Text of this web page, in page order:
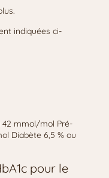
indiquées ci-
42 mmol/mol Pré-
Diabète 6,5 % ou
pour le